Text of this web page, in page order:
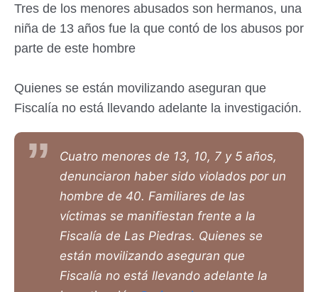
Tres de los menores abusados son hermanos, una
niña de 13 años fue la que contó de los abusos por
parte de este hombre
Quienes se están movilizando aseguran que
Fiscalía no está llevando adelante la investigación.
Cuatro menores de 13, 10, 7 y 5 años,
denunciaron haber sido violados por un
hombre de 40. Familiares de las
víctimas se manifiestan frente a la
Fiscalía de Las Piedras. Quienes se
están movilizando aseguran que
Fiscalía no está llevando adelante la